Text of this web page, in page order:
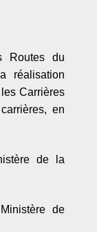
Routes du
réalisation
les Carrières
en
de la
de